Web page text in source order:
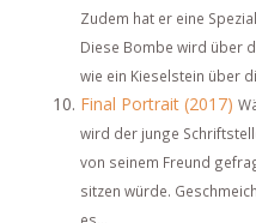
Zudem hat er eine
Diese Bombe wird über
wie ein Kieselstein über
Final Portrait (2017)
wird der junge
von seinem Freund
sitzen würde.